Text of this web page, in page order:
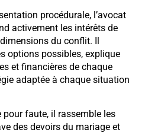
procédurale, l’avocat
activement les intérêts de
du conflit. Il
options possibles, explique
et financières de chaque
adaptée à chaque situation
pour faute, il rassemble les
des devoirs du mariage et